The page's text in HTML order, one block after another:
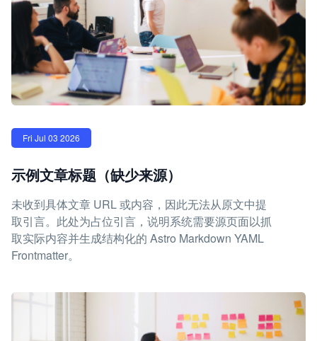
Fri Jul 03 2026
示例文章标题（缺少来源）
未收到具体文章 URL 或内容，因此无法从原文中提
取引言。此处为占位引言，说明系统需要源页面以抓
取实际内容并生成结构化的 Astro Markdown YAML
Frontmatter。